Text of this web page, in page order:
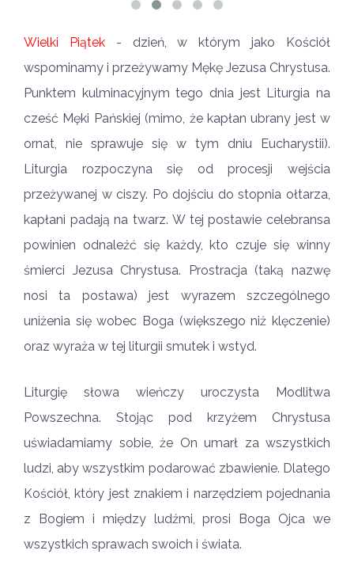
Wielki Piątek- dzień, w którym jako Kościół
wspominamy i przeżywamy Mękę Jezusa Chrystusa.
Punktem kulminacyjnym tego dnia jest Liturgia na
cześć Męki Pańskiej (mimo, że kapłan ubrany jest w
ornat, nie sprawuje się w tym dniu Eucharystii).
Liturgia rozpoczyna się od procesji wejścia
przeżywanej w ciszy. Po dojściu do stopnia ołtarza,
kapłani padają na twarz. W tej postawie celebransa
powinien odnaleźć się każdy, kto czuje się winny
śmierci Jezusa Chrystusa. Prostracja (taką nazwę
nosi ta postawa) jest wyrazem szczególnego
uniżenia się wobec Boga (większego niż klęczenie)
oraz wyraża w tej liturgii smutek i wstyd.
Liturgię słowa wieńczy uroczysta Modlitwa
Powszechna. Stojąc pod krzyżem Chrystusa
uświadamiamy sobie, że On umarł za wszystkich
ludzi, aby wszystkim podarować zbawienie. Dlatego
Kościół, który jest znakiem i narzędziem pojednania
z Bogiem i między ludźmi, prosi Boga Ojca we
wszystkich sprawach swoich i świata.